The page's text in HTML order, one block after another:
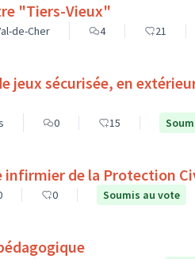
"Tiers-Vieux"
de-Cher 4 21
jeux sécurisée, en
0 15
infirmier de la Protection
0 Soumis au vote